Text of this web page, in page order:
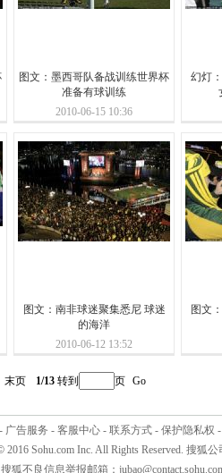
图文：墨西哥队备战训练世界杯
准备有球训练
2010-06-15 10:36
幻灯
图文：南非球迷聚集悉尼 球迷
的海洋
2010-06-12 13:52
图文
末页 1/13转到 页 Go
广告服务 - 客服中心- 联系方式- 保护隐私权 -
2016 Sohu.com Inc. All Rights Reserved. 搜狐公
搜狐不良信息举报邮箱：